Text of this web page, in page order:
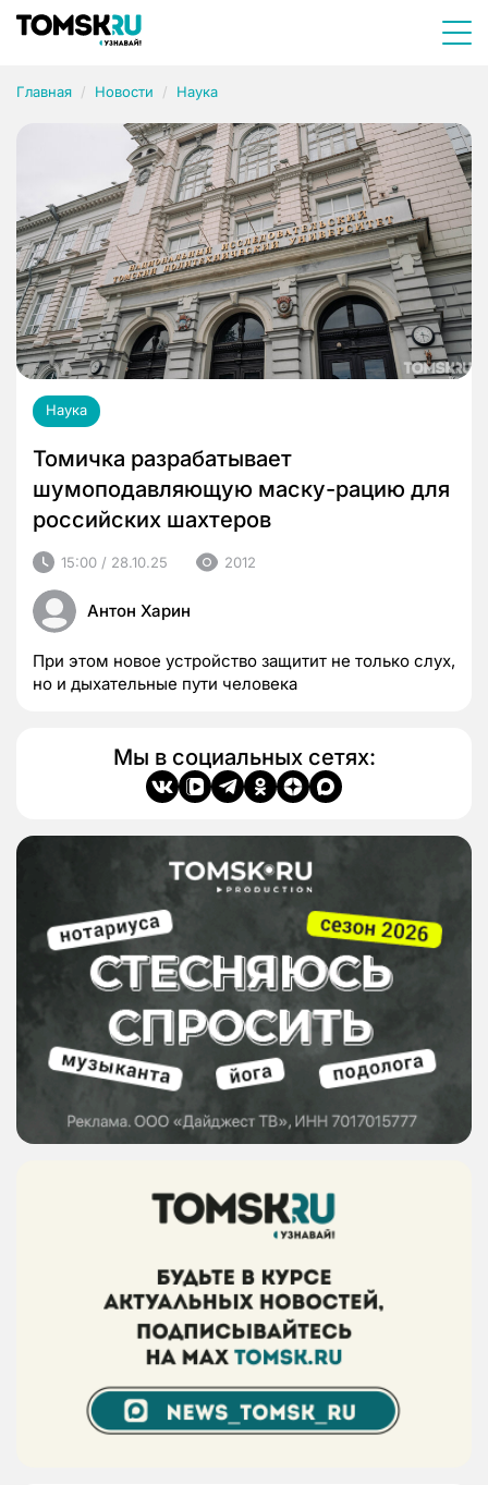
Главная Новости Наука
Наука
Томичка разрабатывает
шумоподавляющую маску-рацию для
российских шахтеров
15:00 / 28.10.25 2012
Антон Харин
При этом новое устройство защитит не только слух,
но и дыхательные пути человека
Мы в социальных сетях: